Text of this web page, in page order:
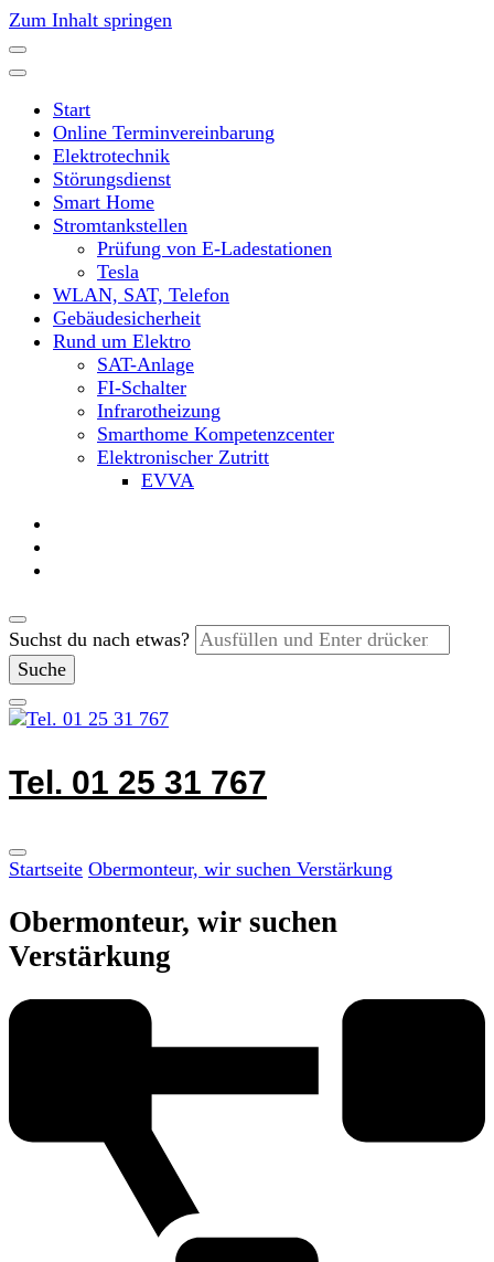
Zum Inhalt springen
Start
Online Terminvereinbarung
Elektrotechnik
Störungsdienst
Smart Home
Stromtankstellen
Prüfung von E-Ladestationen
Tesla
WLAN, SAT, Telefon
Gebäudesicherheit
Rund um Elektro
SAT-Anlage
FI-Schalter
Infrarotheizung
Smarthome Kompetenzcenter
Elektronischer Zutritt
EVVA
Suchst du nach etwas?
Tel. 01 25 31 767
Startseite Obermonteur, wir suchen Verstärkung
Obermonteur, wir suchen
Verstärkung